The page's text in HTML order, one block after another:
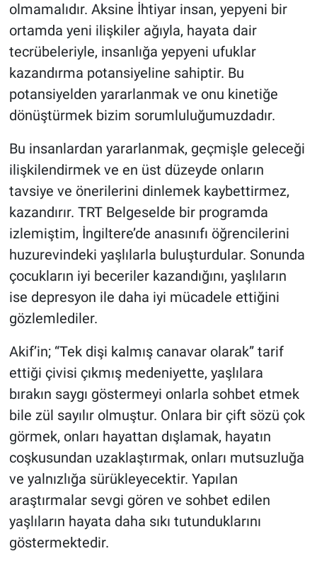
olmamalıdır. Aksine İhtiyar insan, yepyeni bir
ortamda yeni ilişkiler ağıyla, hayata dair
tecrübeleriyle, insanlığa yepyeni ufuklar
kazandırma potansiyeline sahiptir. Bu
potansiyelden yararlanmak ve onu kinetiğe
dönüştürmek bizim sorumluluğumuzdadır.
Bu insanlardan yararlanmak, geçmişle geleceği
ilişkilendirmek ve en üst düzeyde onların
tavsiye ve önerilerini dinlemek kaybettirmez,
kazandırır. TRT Belgeselde bir programda
izlemiştim, İngiltere’de anasınıfı öğrencilerini
huzurevindeki yaşlılarla buluşturdular. Sonunda
çocukların iyi beceriler kazandığını, yaşlıların
ise depresyon ile daha iyi mücadele ettiğini
gözlemlediler.
Akif’in; “Tek dişi kalmış canavar olarak” tarif
ettiği çivisi çıkmış medeniyette, yaşlılara
bırakın saygı göstermeyi onlarla sohbet etmek
bile zül sayılır olmuştur. Onlara bir çift sözü çok
görmek, onları hayattan dışlamak, hayatın
coşkusundan uzaklaştırmak, onları mutsuzluğa
ve yalnızlığa sürükleyecektir. Yapılan
araştırmalar sevgi gören ve sohbet edilen
yaşlıların hayata daha sıkı tutunduklarını
göstermektedir.